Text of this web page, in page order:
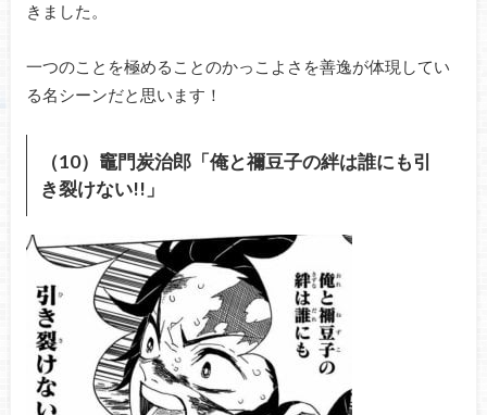
きました。
一つのことを極めることのかっこよさを善逸が体現してい
る名シーンだと思います！
（10）竈門炭治郎「俺と禰豆子の絆は誰にも引
き裂けない!!」